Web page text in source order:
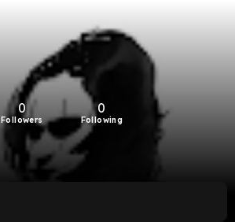
0
Followers
0
Following